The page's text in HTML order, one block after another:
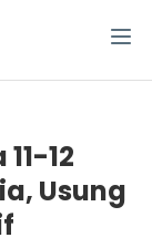
12
Usung